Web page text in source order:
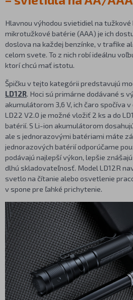
Hlavnou výhodou svietidiel na tužkové
mikrotužkové batérie (AAA) je ich
doslova na každej benzínke, v trafike
celom svete. To z nich robí ideálnu
ktorí chcú mať istotu.
Špičku v tejto kategórii predstavujú
LD12R. Hoci sú primárne dodávané s
akumulátorom 3,6 V, ich čaro spočíva
LD22 V2.0 je možné vložiť 2 ks a do
batérií. S Li-ion akumulátorom
ale s jednorazovými batériami máte
jednorazových batérií odporúčame
podávajú najlepší výkon, lepšie
dlhú skladovateľnosť. Model LD12R
svetlo na čítanie alebo osvetlenie
v spone pre ľahké prichytenie.